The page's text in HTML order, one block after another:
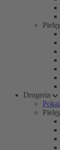
Drogeria